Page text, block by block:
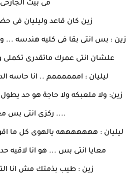
فى بيت الجارحى
زين كان قاعد وليليان فى
زين : بس انتى بقا فى كليه هندسه ...
علشان انتى عمرك ماتقدرى تكملى
ليليان : اممممممم .. انا حاسه
زين: ولا ملعبكه ولا حاجة هو حد يطول
.... ركزى انتى بس
ليليان : هههههههه يالهوى كل ما
معايا انتى بس ... هو انا لاقيه
زين : طيب بذمتك مش انا